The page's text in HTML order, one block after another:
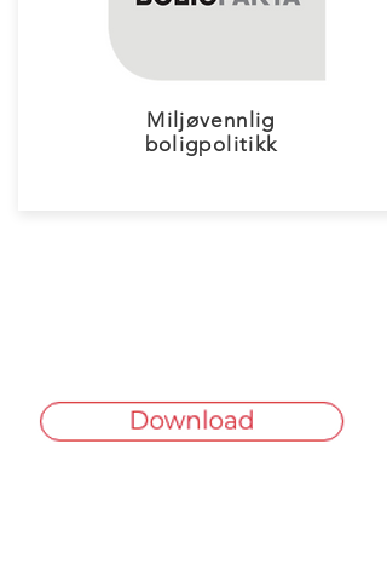
Miljøvennlig
boligpolitikk